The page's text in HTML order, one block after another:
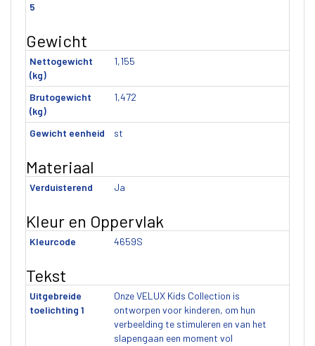
5
Gewicht
Nettogewicht
(kg)
1,155
Brutogewicht
(kg)
1,472
Gewicht eenheid st
Materiaal
Verduisterend Ja
Kleur en Oppervlak
Kleurcode 4659S
Tekst
Uitgebreide
toelichting 1
Onze VELUX Kids Collection is
ontworpen voor kinderen, om hun
verbeelding te stimuleren en van het
slapengaan een moment vol